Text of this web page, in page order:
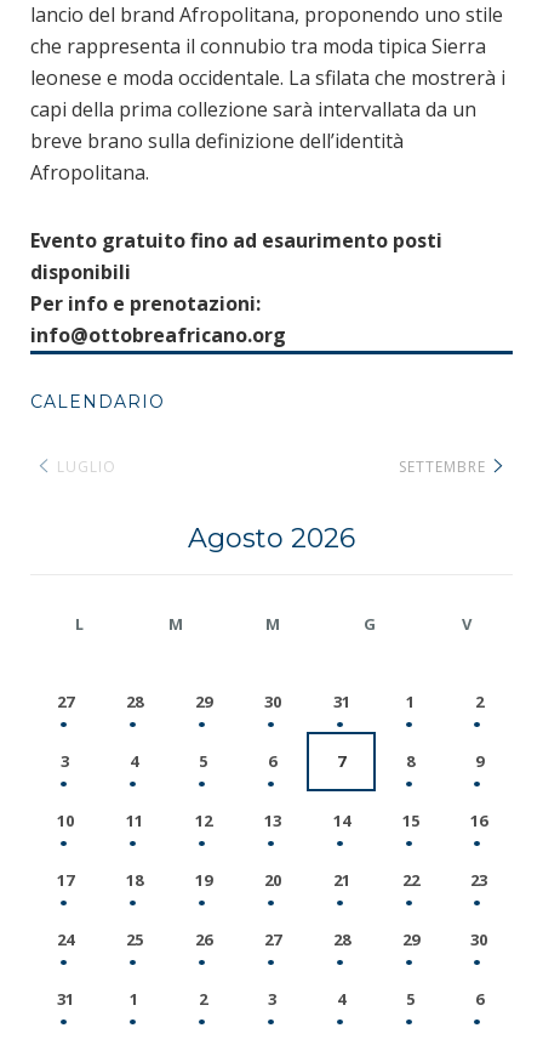
lancio del brand Afropolitana, proponendo uno stile
che rappresenta il connubio tra moda tipica Sierra
leonese e moda occidentale. La sfilata che mostrerà i
capi della prima collezione sarà intervallata da un
breve brano sulla definizione dell’identità
Afropolitana.
Evento gratuito fino ad esaurimento posti
disponibili
Per info e prenotazioni:
info@ottobreafricano.org
CALENDARIO
LUGLIO
Agosto 2026
SETTEMBRE
L M M G V
27 28 29 30 31 1 2
3 4 5 6 7 8 9
10 11 12 13 14 15 16
17 18 19 20 21 22 23
24 25 26 27 28 29 30
31 1 2 3 4 5 6